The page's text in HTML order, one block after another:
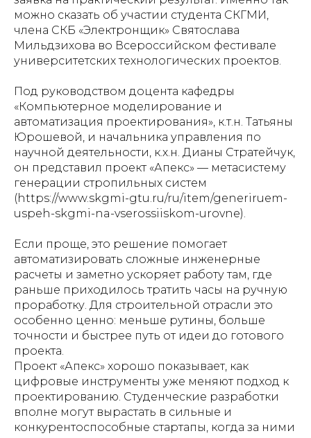
можно сказать об участии студента СКГМИ,
члена СКБ «Электронщик» Святослава
Мильдзихова во Всероссийском фестивале
университетских технологических проектов.
Под руководством доцента кафедры
«Компьютерное моделирование и
автоматизация проектирования», к.т.н. Татьяны
Юрошевой, и начальника управления по
научной деятельности, к.х.н. Дианы Стратейчук,
он представил проект «Апекс» — метасистему
генерации стропильных систем
(https://www.skgmi-gtu.ru/ru/item/generiruem-
uspeh-skgmi-na-vserossiiskom-urovne).
Если проще, это решение помогает
автоматизировать сложные инженерные
расчеты и заметно ускоряет работу там, где
раньше приходилось тратить часы на ручную
проработку. Для строительной отрасли это
особенно ценно: меньше рутины, больше
точности и быстрее путь от идеи до готового
проекта.
Проект «Апекс» хорошо показывает, как
цифровые инструменты уже меняют подход к
проектированию. Студенческие разработки
вполне могут вырастать в сильные и
конкурентоспособные стартапы, когда за ними